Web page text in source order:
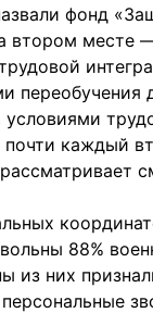
фонд
втором месте
переобучения
почти каждый
88%
из них